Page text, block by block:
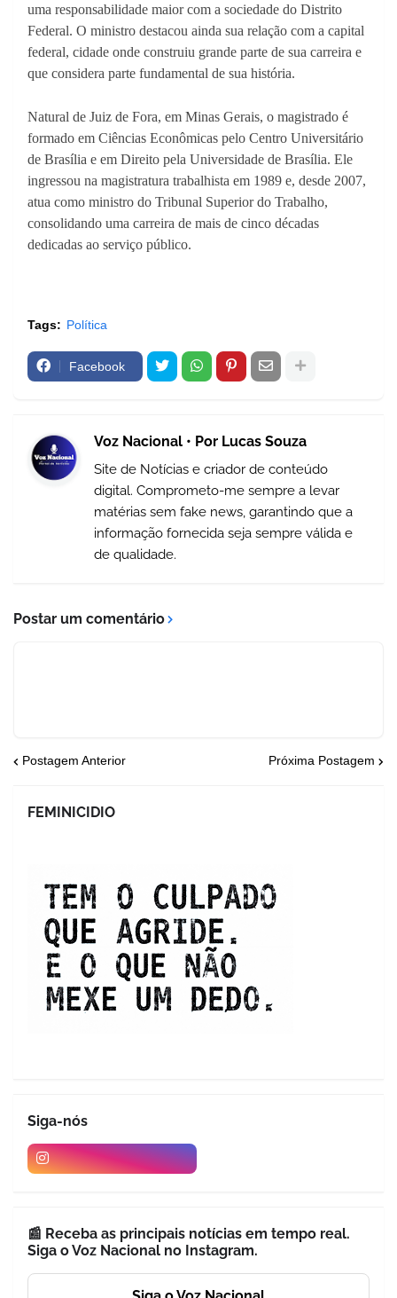
uma responsabilidade maior com a sociedade do Distrito
Federal. O ministro destacou ainda sua relação com a capital
federal, cidade onde construiu grande parte de sua carreira e
que considera parte fundamental de sua história.
Natural de Juiz de Fora, em Minas Gerais, o magistrado é
formado em Ciências Econômicas pelo Centro Universitário
de Brasília e em Direito pela Universidade de Brasília. Ele
ingressou na magistratura trabalhista em 1989 e, desde 2007,
atua como ministro do Tribunal Superior do Trabalho,
consolidando uma carreira de mais de cinco décadas
dedicadas ao serviço público.
Tags: Política
Facebook
Voz Nacional • Por Lucas Souza
Site de Notícias e criador de conteúdo
digital. Comprometo-me sempre a levar
matérias sem fake news, garantindo que a
informação fornecida seja sempre válida e
de qualidade.
Postar um comentário
Postagem Anterior Próxima Postagem
FEMINICIDIO
Siga-nós
📰 Receba as principais notícias em tempo real.
Siga o Voz Nacional no Instagram.